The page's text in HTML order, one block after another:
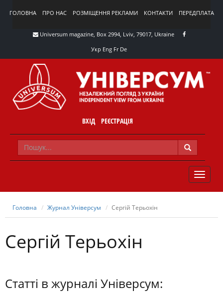
ГОЛОВНА ПРО НАС РОЗМІЩЕННЯ РЕКЛАМИ КОНТАКТИ ПЕРЕДПЛАТА
Universum magazine, Box 2994, Lviv, 79017, Ukraine
Укр Eng Fr De
ВХІД РЕЄСТРАЦІЯ
TOGGLE
Головна Журнал Універсум Сергій Терьохін
Сергій Терьохін
Статті в журналі Універсум: